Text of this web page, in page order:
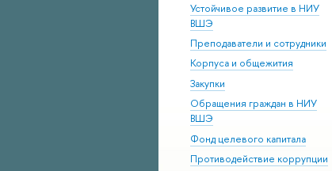
Устойчивое развитие в НИУ
ВШЭ
Преподаватели и сотрудники
Корпуса и общежития
Закупки
Обращения граждан в НИУ
ВШЭ
Фонд целевого капитала
Противодействие коррупции